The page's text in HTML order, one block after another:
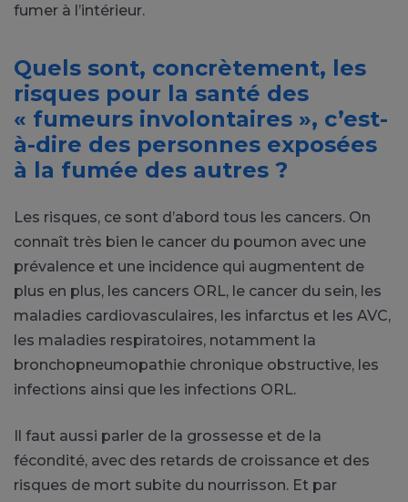
fumer à l’intérieur.
Quels sont, concrètement, les
risques pour la santé des
« fumeurs involontaires », c’est-
à-dire des personnes exposées
à la fumée des autres ?
Les risques, ce sont d’abord tous les cancers. On
connaît très bien le cancer du poumon avec une
prévalence et une incidence qui augmentent de
plus en plus, les cancers ORL, le cancer du sein, les
maladies cardiovasculaires, les infarctus et les AVC,
les maladies respiratoires, notamment la
bronchopneumopathie chronique obstructive, les
infections ainsi que les infections ORL.
Il faut aussi parler de la grossesse et de la
fécondité, avec des retards de croissance et des
risques de mort subite du nourrisson. Et par